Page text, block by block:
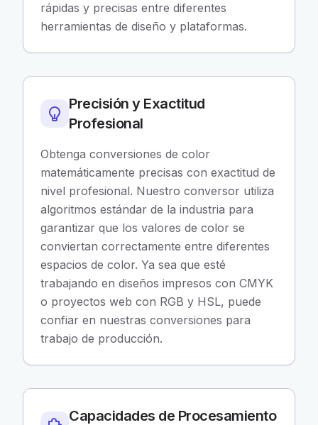
rápidas y precisas entre diferentes
herramientas de diseño y plataformas.
Precisión y Exactitud
Profesional
Obtenga conversiones de color
matemáticamente precisas con exactitud de
nivel profesional. Nuestro conversor utiliza
algoritmos estándar de la industria para
garantizar que los valores de color se
conviertan correctamente entre diferentes
espacios de color. Ya sea que esté
trabajando en diseños impresos con CMYK
o proyectos web con RGB y HSL, puede
confiar en nuestras conversiones para
trabajo de producción.
Capacidades de Procesamiento